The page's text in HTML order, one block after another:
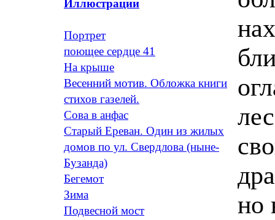
Иллюстрации
Портрет
поющее сердце 41
На крыше
Весенний мотив. Обложка книги
стихов газелей.
Сова в анфас
Старый Ереван. Один из жилых
домов по ул. Свердлова (ныне-
Бузанда)
Бегемот
Зима
Подвесной мост
но